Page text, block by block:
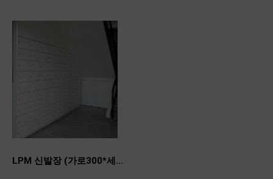
LPM 신발장 (가로300*세로200*깊이370)